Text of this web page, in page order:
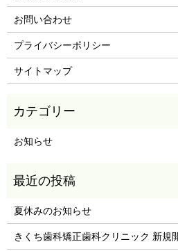
お問い合わせ
プライバシーポリシー
サイトマップ
お知らせ
夏休みのお知らせ
きくち歯科矯正歯科クリニック 新規